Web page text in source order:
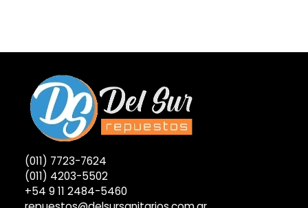
(011) 7723-7624
(011) 4203-5502
+54 9 11 2484-5460